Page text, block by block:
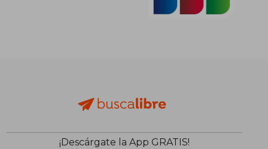
¡Descárgate la App GRATIS!